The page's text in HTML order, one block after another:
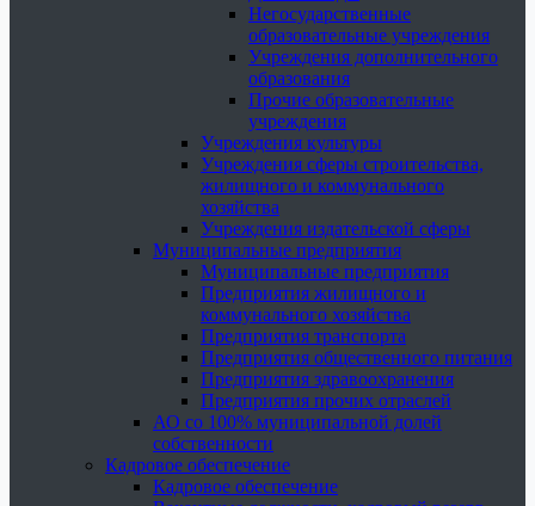
Негосударственные
образовательные учреждения
Учреждения дополнительного
образования
Прочие образовательные
учреждения
Учреждения культуры
Учреждения сферы строительства,
жилищного и коммунального
хозяйства
Учреждения издательской сферы
Муниципальные предприятия
Муниципальные предприятия
Предприятия жилищного и
коммунального хозяйства
Предприятия транспорта
Предприятия общественного питания
Предприятия здравоохранения
Предприятия прочих отраслей
АО со 100% муниципальной долей
собственности
Кадровое обеспечение
Кадровое обеспечение